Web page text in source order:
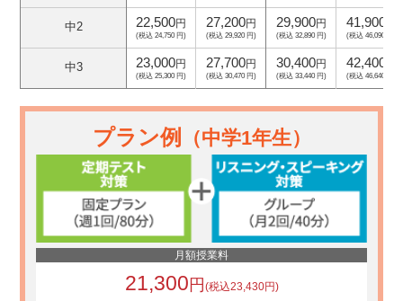
中2 22,500円
(税込 24,750 円)
27,200円
(税込 29,920 円)
29,900円
(税込 32,890 円)
41,900
(税込 46,090 円)
中3 23,000円
(税込 25,300 円)
27,700円
(税込 30,470 円)
30,400円
(税込 33,440 円)
42,400
(税込 46,640 円)
プラン例 （中学1年生）
月額授業料
21,300円(税込23,430円)